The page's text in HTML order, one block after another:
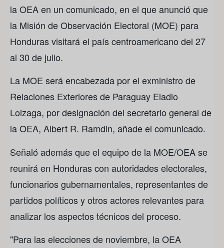
la OEA en un comunicado, en el que anunció que
la Misión de Observación Electoral (MOE) para
Honduras visitará el país centroamericano del 27
al 30 de julio.
La MOE será encabezada por el exministro de
Relaciones Exteriores de Paraguay Eladio
Loizaga, por designación del secretario general de
la OEA, Albert R. Ramdin, añade el comunicado.
Señaló además que el equipo de la MOE/OEA se
reunirá en Honduras con autoridades electorales,
funcionarios gubernamentales, representantes de
partidos políticos y otros actores relevantes para
analizar los aspectos técnicos del proceso.
"Para las elecciones de noviembre, la OEA